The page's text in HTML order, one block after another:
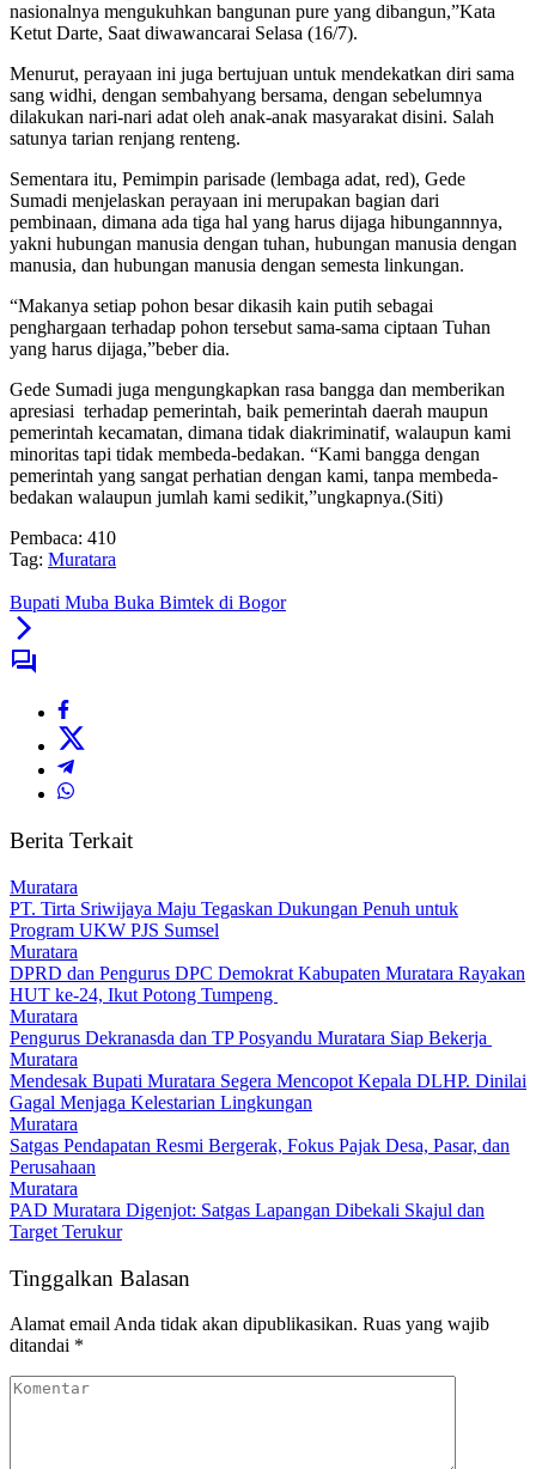
nasionalnya mengukuhkan bangunan pure yang dibangun,”Kata
Ketut Darte, Saat diwawancarai Selasa (16/7).
Menurut, perayaan ini juga bertujuan untuk mendekatkan diri sama
sang widhi, dengan sembahyang bersama, dengan sebelumnya
dilakukan nari-nari adat oleh anak-anak masyarakat disini. Salah
satunya tarian renjang renteng.
Sementara itu, Pemimpin parisade (lembaga adat, red), Gede
Sumadi menjelaskan perayaan ini merupakan bagian dari
pembinaan, dimana ada tiga hal yang harus dijaga hibungannnya,
yakni hubungan manusia dengan tuhan, hubungan manusia dengan
manusia, dan hubungan manusia dengan semesta linkungan.
“Makanya setiap pohon besar dikasih kain putih sebagai
penghargaan terhadap pohon tersebut sama-sama ciptaan Tuhan
yang harus dijaga,”beber dia.
Gede Sumadi juga mengungkapkan rasa bangga dan memberikan
apresiasi terhadap pemerintah, baik pemerintah daerah maupun
pemerintah kecamatan, dimana tidak diakriminatif, walaupun kami
minoritas tapi tidak membeda-bedakan. “Kami bangga dengan
pemerintah yang sangat perhatian dengan kami, tanpa membeda-
bedakan walaupun jumlah kami sedikit,”ungkapnya.(Siti)
Pembaca: 410
Tag: Muratara
Bupati Muba Buka Bimtek di Bogor
Berita Terkait
Muratara
PT. Tirta Sriwijaya Maju Tegaskan Dukungan Penuh untuk
Program UKW PJS Sumsel
Muratara
DPRD dan Pengurus DPC Demokrat Kabupaten Muratara Rayakan
HUT ke-24, Ikut Potong Tumpeng
Muratara
Pengurus Dekranasda dan TP Posyandu Muratara Siap Bekerja
Muratara
Mendesak Bupati Muratara Segera Mencopot Kepala DLHP. Dinilai
Gagal Menjaga Kelestarian Lingkungan
Muratara
Satgas Pendapatan Resmi Bergerak, Fokus Pajak Desa, Pasar, dan
Perusahaan
Muratara
PAD Muratara Digenjot: Satgas Lapangan Dibekali Skajul dan
Target Terukur
Tinggalkan Balasan
Alamat email Anda tidak akan dipublikasikan. Ruas yang wajib
ditandai *